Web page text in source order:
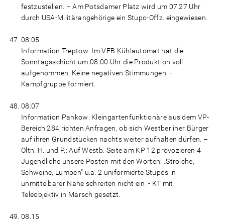
festzustellen. – Am Potsdamer Platz wird um 07.27 Uhr
durch USA-Militärangehörige ein Stupo-Offz. eingewiesen.
08.05
Information Treptow: Im VEB Kühlautomat hat die
Sonntagsschicht um 08.00 Uhr die Produktion voll
aufgenommen. Keine negativen Stimmungen. -
Kampfgruppe formiert.
08.07
Information Pankow: Kleingartenfunktionäre aus dem VP-
Bereich 284 richten Anfragen, ob sich Westberliner Bürger
auf ihren Grundstücken nachts weiter aufhalten dürfen. –
Oltn. H. und P.: Auf Westb. Seite am KP 12 provozieren 4
Jugendliche unsere Posten mit den Worten: „Strolche,
Schweine, Lumpen" u.ä. 2 uniformierte Stupos in
unmittelbarer Nähe schreiten nicht ein. - KT mit
Teleobjektiv in Marsch gesetzt.
08.15